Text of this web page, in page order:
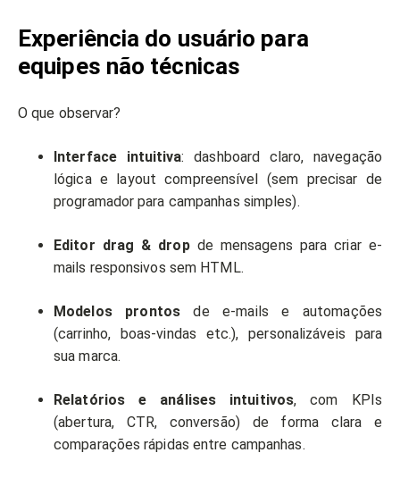
Experiência do usuário para
equipes não técnicas
O que observar?
Interface intuitiva: dashboard claro, navegação
lógica e layout compreensível (sem precisar de
programador para campanhas simples).
Editor drag & dropde mensagens para criar e-
mails responsivos sem HTML.
Modelos prontosde e-mails e automações
(carrinho, boas-vindas etc.), personalizáveis para
sua marca.
Relatórios e análises intuitivos, com KPIs
(abertura, CTR, conversão) de forma clara e
comparações rápidas entre campanhas.